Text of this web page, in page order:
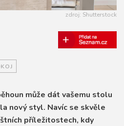
dekorace
zdroj: Shutterstock
může dát vašemu stolu
nový styl. Navíc se skvěle
příležitostech, kdy